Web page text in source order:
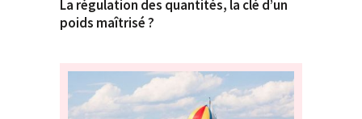
La régulation des quantités, la clé d’un
poids maîtrisé ?